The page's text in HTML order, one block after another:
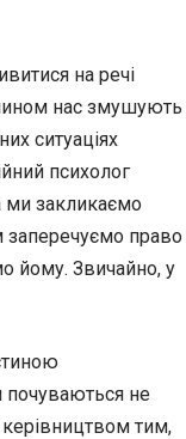
на речі
нас змушують
ситуаціях
психолог
ми закликаємо
заперечуємо право
йому. Звичайно, у
почуваються не
тим,